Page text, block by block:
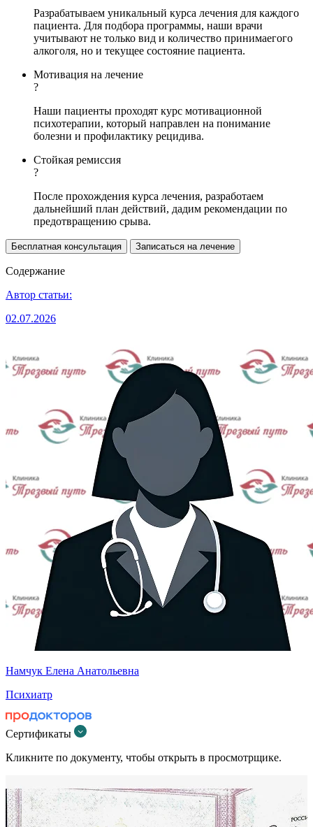
Разрабатываем уникальный курса лечения для каждого
пациента. Для подбора программы, наши врачи
учитывают не только вид и количество принимаегого
алкоголя, но и текущее состояние пациента.
Мотивация на лечение
?
Наши пациенты проходят курс мотивационной
психотерапии, который направлен на понимание
болезни и профилактику рецидива.
Стойкая ремиссия
?
После прохождения курса лечения, разработаем
дальнейший план действий, дадим рекомендации по
предотвращению срыва.
Бесплатная консультация Записаться на лечение
Содержание
Автор статьи:
02.07.2026
Намчук Елена Анатольевна
Психиатр
Сертификаты
Кликните по документу, чтобы открыть в просмотрщике.